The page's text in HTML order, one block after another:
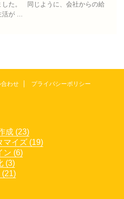
した。 同じように、会社からの給
活が ...
わせ プライバシーポリシー
成 (23)
マイズ (19)
ン (6)
(3)
(21)